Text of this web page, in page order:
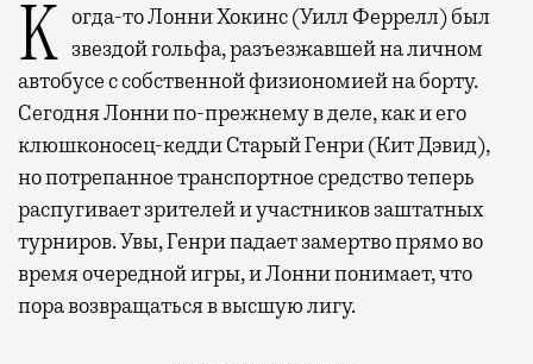
Когда-то Лонни Хокинс (Уилл Феррелл) был звездой гольфа, разъезжавшей на личном
автобусе с собственной физиономией на борту.
Сегодня Лонни по-прежнему в деле, как и его
клюшконосец-кедди Старый Генри (Кит Дэвид),
но потрепанное транспортное средство теперь
распугивает зрителей и участников заштатных
турниров. Увы, Генри падает замертво прямо во
время очередной игры, и Лонни понимает, что
пора возвращаться в высшую лигу.